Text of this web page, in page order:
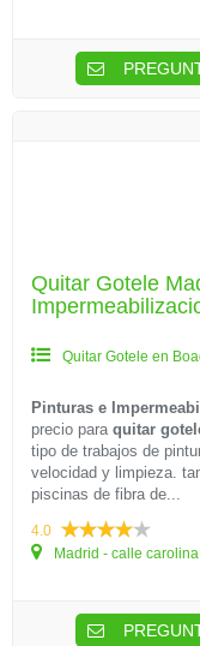
Quitar Gotele
Quitar Gotele en
Pinturas e
precio para quitar
tipo de trabajos de
velocidad y limpieza.
piscinas de fibra de...
4.0
Madrid - calle